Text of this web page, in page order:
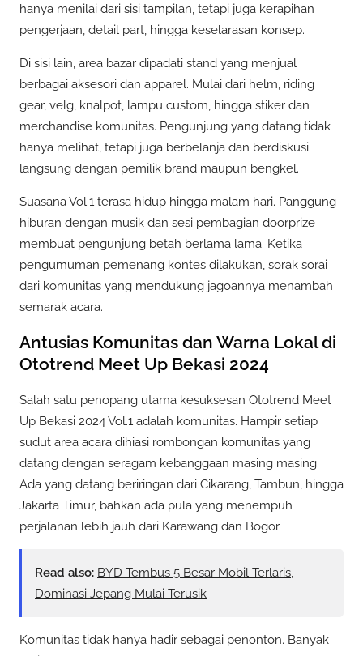
hanya menilai dari sisi tampilan, tetapi juga kerapihan
pengerjaan, detail part, hingga keselarasan konsep.
Di sisi lain, area bazar dipadati stand yang menjual
berbagai aksesori dan apparel. Mulai dari helm, riding
gear, velg, knalpot, lampu custom, hingga stiker dan
merchandise komunitas. Pengunjung yang datang tidak
hanya melihat, tetapi juga berbelanja dan berdiskusi
langsung dengan pemilik brand maupun bengkel.
Suasana Vol.1 terasa hidup hingga malam hari. Panggung
hiburan dengan musik dan sesi pembagian doorprize
membuat pengunjung betah berlama lama. Ketika
pengumuman pemenang kontes dilakukan, sorak sorai
dari komunitas yang mendukung jagoannya menambah
semarak acara.
Antusias Komunitas dan Warna Lokal di
Ototrend Meet Up Bekasi 2024
Salah satu penopang utama kesuksesan Ototrend Meet
Up Bekasi 2024 Vol.1 adalah komunitas. Hampir setiap
sudut area acara dihiasi rombongan komunitas yang
datang dengan seragam kebanggaan masing masing.
Ada yang datang beriringan dari Cikarang, Tambun, hingga
Jakarta Timur, bahkan ada pula yang menempuh
perjalanan lebih jauh dari Karawang dan Bogor.
Read also: BYD Tembus 5 Besar Mobil Terlaris,
Dominasi Jepang Mulai Terusik
Komunitas tidak hanya hadir sebagai penonton. Banyak